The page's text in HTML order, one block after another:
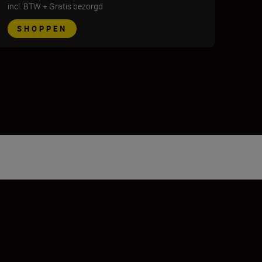
incl. BTW + Gratis bezorgd
SHOPPEN